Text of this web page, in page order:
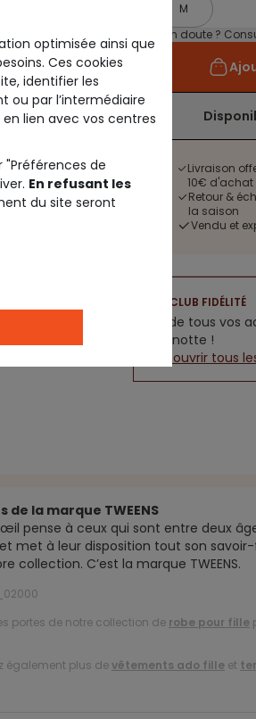
M
Un doute ?
Livraison
10€ d'achat
Retour &
la saison
Vendu et
CLUB FIDÉLITÉ
5% de tous vos
cagnotte !
Découvrir tous
de la marque TWEENS
pense à ceux qui sont entre deux
met à leur disposition tout son
collection. C’est la marque TWEENS.
portes de notre collection de robe pour fille
également plus devêtements ado fille et
optimisée ainsi que
Ces cookies
identifier les
ou par l’intermédiaire
lien avec vos centres
"Préférences de
En refusant les
du site seront